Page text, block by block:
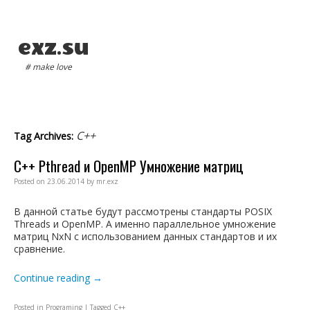
exz.su
# make love
Main menu
Tag Archives: C++
C++ Pthread и OpenMP Умножение матриц
Posted on 23.06.2014 by mr.exz
В данной статье будут рассмотрены стандарты POSIX
Threads и OpenMP. А именно параллельное умножение
матриц NxN с использованием данных стандартов и их
сравнение.
Continue reading →
Posted in Programing | Tagged C++